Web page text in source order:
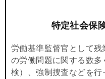
特定社会保
労働基準監督官として
の労働問題に関する数
検）、強制捜査などを